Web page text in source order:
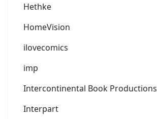
Hethke
HomeVision
ilovecomics
imp
Intercontinental Book Productions
Interpart